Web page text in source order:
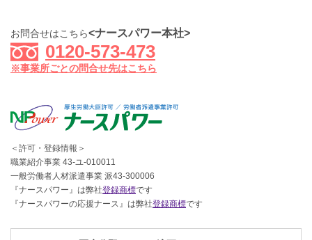
お問合せはこちら<ナースパワー本社>
0120-573-473
※事業所ごとの問合せ先はこちら
＜許可・登録情報＞
職業紹介事業 43-ユ-010011
一般労働者人材派遣事業 派43-300006
『ナースパワー』は弊社登録商標です
『ナースパワーの応援ナース』は弊社登録商標です